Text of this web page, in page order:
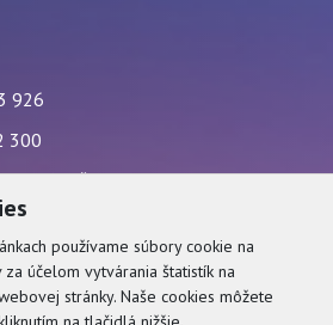
používame súbory cookie na
účelom vytvárania štatistík na
stránky. Naše cookies môžete
926
300
595 / počas stránkových hodín